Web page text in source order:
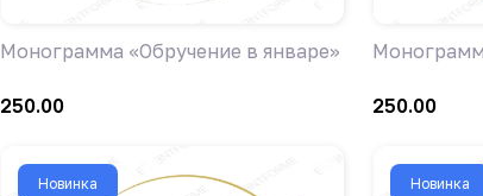
Монограмма «Обручение в январе»
250.00 250.00
Новинка Новинка